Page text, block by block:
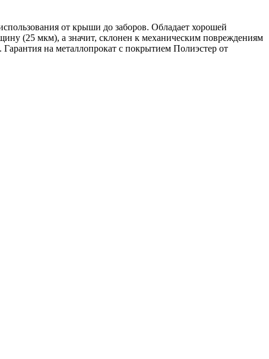
от крыши до заборов. Обладает хорошей
(25 мкм), а значит, склонен к механическим повреждениям
на металлопрокат с покрытием Полиэстер от